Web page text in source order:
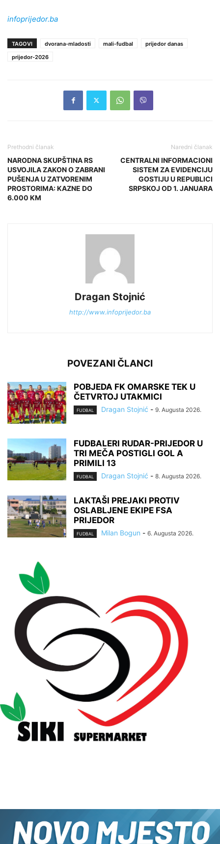
infoprijedor.ba
TAGOVI dvorana-mladosti mali-fudbal
prijedor danas
prijedor-2026
Prethodni članak
NARODNA SKUPŠTINA RS
USVOJILA ZAKON O ZABRANI
PUŠENJA U ZATVORENIM
PROSTORIMA: KAZNE DO
6.000 KM
Naredni članak
CENTRALNI INFORMACIONI
SISTEM ZA EVIDENCIJU
GOSTIJU U REPUBLICI
SRPSKOJ OD 1. JANUARA
Dragan Stojnić
http://www.infoprijedor.ba
POVEZANI ČLANCI
POBJEDA FK OMARSKE TEK U
ČETVRTOJ UTAKMICI
FUDBAL Dragan Stojnić - 9. Augusta 2026.
FUDBALERI RUDAR-PRIJEDOR U
TRI MEČA POSTIGLI GOL A
PRIMILI 13
FUDBAL Dragan Stojnić - 8. Augusta 2026.
LAKTAŠI PREJAKI PROTIV
OSLABLJENE EKIPE FSA
PRIJEDOR
FUDBAL Milan Bogun - 6. Augusta 2026.